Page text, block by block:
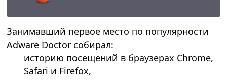
Занимавший первое место по популярности
Adware Doctor собирал:
историю посещений в браузерах Chrome,
Safari и Firefox,